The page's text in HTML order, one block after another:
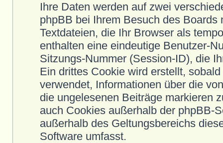
Ihre Daten werden auf zwei
phpBB bei Ihrem Besuch des
Textdateien, die Ihr Browser als
enthalten eine eindeutige Benutzer-
Sitzungs-Nummer (Session-ID), die
Ein drittes Cookie wird erstellt,
verwendet, Informationen über die
die ungelesenen Beiträge markieren
auch Cookies außerhalb der phpBB-
außerhalb des Geltungsbereichs
Software umfasst.